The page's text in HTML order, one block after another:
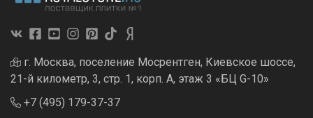
г. Москва, поселение Мосрентген, Киевское шоссе,
21-й километр, 3, стр. 1, корп. А, этаж 3 «БЦ G-10»
+7 (495) 179-37-37